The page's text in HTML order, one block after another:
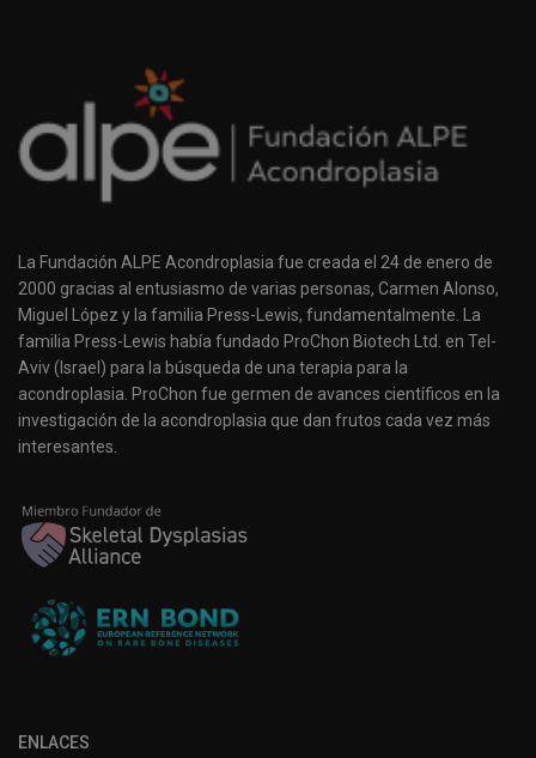
La Fundación ALPE Acondroplasia fue creada el 24 de enero de
2000 gracias al entusiasmo de varias personas, Carmen Alonso,
Miguel López y la familia Press-Lewis, fundamentalmente. La
familia Press-Lewis había fundado ProChon Biotech Ltd. en Tel-
Aviv (Israel) para la búsqueda de una terapia para la
acondroplasia. ProChon fue germen de avances científicos en la
investigación de la acondroplasia que dan frutos cada vez más
interesantes.
ENLACES